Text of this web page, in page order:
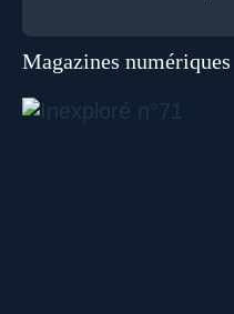
Magazines numériques